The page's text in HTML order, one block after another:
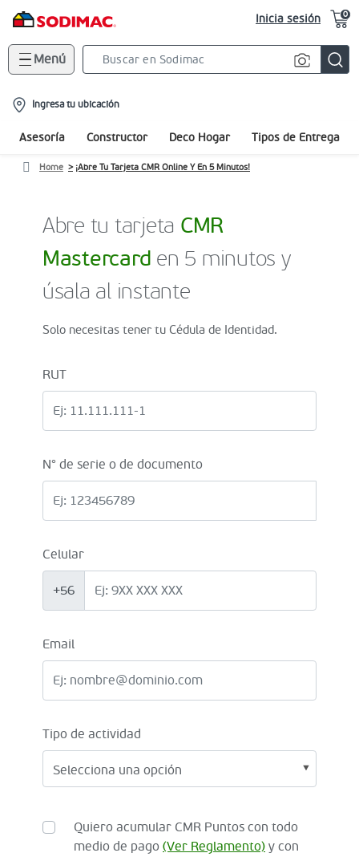
Inicia sesión 0
Menú
location-
icon
Ingresa tu ubicación
Asesoría Constructor Deco Hogar Tipos de Entrega
Home ¡Abre Tu Tarjeta CMR Online Y En 5 Minutos!
Abre tu tarjeta CMR
Mastercard en 5 minutos y
úsala al instante
Solo necesitas tener tu Cédula de Identidad.
RUT
N° de serie o de documento
Celular
+56
Email
Tipo de actividad
Quiero acumular CMR Puntos con todo
medio de pago (Ver Reglamento) y con